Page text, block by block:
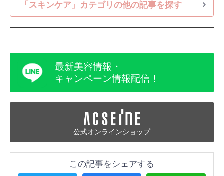
「スキンケア」カテゴリの他の記事を探す
最新美容情報・
キャンペーン情報配信！
公式オンラインショップ
この記事をシェアする